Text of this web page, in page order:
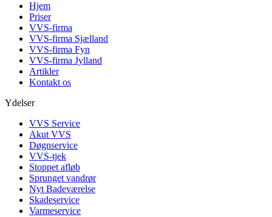
Hjem
Priser
VVS-firma
VVS-firma Sjælland
VVS-firma Fyn
VVS-firma Jylland
Artikler
Kontakt os
Ydelser
VVS Service
Akut VVS
Døgnservice
VVS-tjek
Stoppet afløb
Sprunget vandrør
Nyt Badeværelse
Skadeservice
Varmeservice